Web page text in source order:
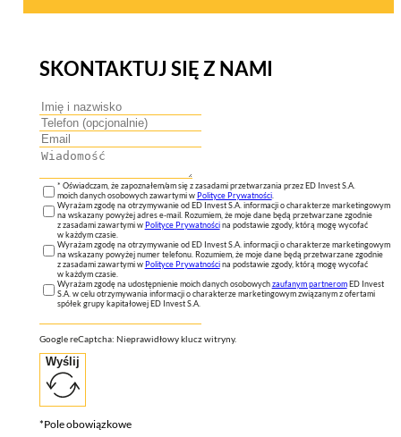
SKONTAKTUJ SIĘ Z NAMI
* Oświadczam, że zapoznałem/am się z zasadami przetwarzania przez ED Invest S.A.
moich danych osobowych zawartymi wPolityce Prywatności.
Wyrażam zgodę na otrzymywanie od ED Invest S.A. informacji o charakterze marketingowym
na wskazany powyżej adres e-mail. Rozumiem, że moje dane będą przetwarzane zgodnie
z zasadami zawartymi wPolityce Prywatnościna podstawie zgody, którą mogę wycofać
w każdym czasie.
Wyrażam zgodę na otrzymywanie od ED Invest S.A. informacji o charakterze marketingowym
na wskazany powyżej numer telefonu. Rozumiem, że moje dane będą przetwarzane zgodnie
z zasadami zawartymi wPolityce Prywatnościna podstawie zgody, którą mogę wycofać
w każdym czasie.
Wyrażam zgodę na udostępnienie moich danych osobowychzaufanym partneromED Invest
S.A. w celu otrzymywania informacji o charakterze marketingowym związanym z ofertami
spółek grupy kapitałowej ED Invest S.A.
Google reCaptcha: Nieprawidłowy klucz witryny.
Wyślij
*Pole obowiązkowe